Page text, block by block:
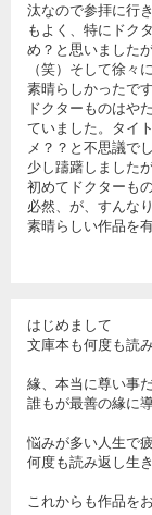
汰なので参拝に行
もよく、特にドク
め？と思いました
（笑）そして徐々
素晴らしかったで
ドクターものはや
ていました。タイ
メ？？と不思議で
少し躊躇しました
初めてドクターも
必然、が、すんな
素晴らしい作品を
はじめまして
文庫本も何度も読
緣、本当に尊い事
誰もが最善の緣に
悩みが多い人生で
何度も読み返し生
これからも作品を